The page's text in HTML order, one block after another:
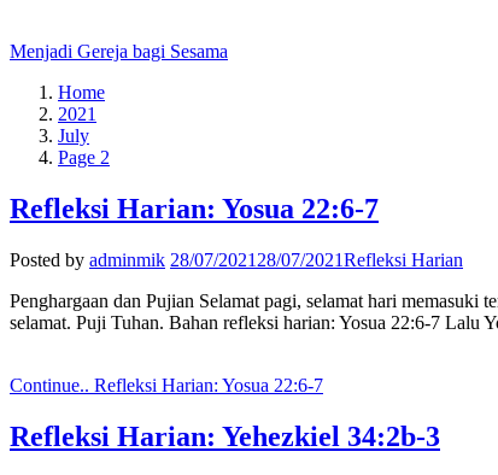
Menjadi Gereja bagi Sesama
Home
2021
July
Page 2
Refleksi Harian: Yosua 22:6-7
Posted by adminmik 28/07/2021 28/07/2021Refleksi Harian
Penghargaan dan Pujian Selamat pagi, selamat hari
selamat. Puji Tuhan. Bahan refleksi harian: Yosua 22:6-7 Lalu
Continue.. Refleksi Harian: Yosua 22:6-7
Refleksi Harian: Yehezkiel 34:2b-3